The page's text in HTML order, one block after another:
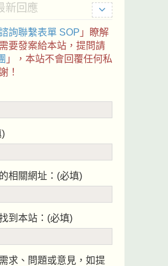
新回應
詢聯繫表單 SOP 」瞭解
要發案給本站，提問請
」，本站不會回覆任何私
！
)
相關網址：(必填)
到本站：(必填)
求、問題或意見，如提